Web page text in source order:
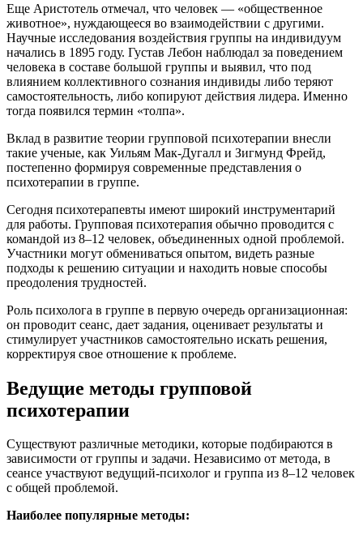
Еще Аристотель отмечал, что человек — «общественное
животное», нуждающееся во взаимодействии с другими.
Научные исследования воздействия группы на индивидуум
начались в 1895 году. Густав Лебон наблюдал за поведением
человека в составе большой группы и выявил, что под
влиянием коллективного сознания индивиды либо теряют
самостоятельность, либо копируют действия лидера. Именно
тогда появился термин «толпа».
Вклад в развитие теории групповой психотерапии внесли
такие ученые, как Уильям Мак-Дугалл и Зигмунд Фрейд,
постепенно формируя современные представления о
психотерапии в группе.
Сегодня психотерапевты имеют широкий инструментарий
для работы. Групповая психотерапия обычно проводится с
командой из 8–12 человек, объединенных одной проблемой.
Участники могут обмениваться опытом, видеть разные
подходы к решению ситуации и находить новые способы
преодоления трудностей.
Роль психолога в группе в первую очередь организационная:
он проводит сеанс, дает задания, оценивает результаты и
стимулирует участников самостоятельно искать решения,
корректируя свое отношение к проблеме.
Ведущие методы групповой
психотерапии
Существуют различные методики, которые подбираются в
зависимости от группы и задачи. Независимо от метода, в
сеансе участвуют ведущий-психолог и группа из 8–12 человек
с общей проблемой.
Наиболее популярные методы: